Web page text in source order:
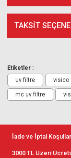
TAKSIT
Etiketler :
uv filtre
visico
mc uv filtre
İade ve İptal
3000 TL Üzeri